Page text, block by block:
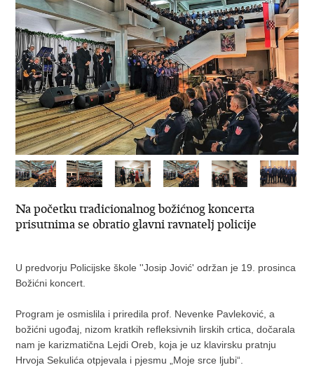
Na početku tradicionalnog božićnog koncerta
prisutnima se obratio glavni ravnatelj policije
U predvorju Policijske škole ''Josip Jović' održan je 19. prosinca
Božićni koncert.
Program je osmislila i priredila prof. Nevenke Pavleković, a
božićni ugođaj, nizom kratkih refleksivnih lirskih crtica, dočarala
nam je karizmatična Lejdi Oreb, koja je uz klavirsku pratnju
Hrvoja Sekulića otpjevala i pjesmu „Moje srce ljubi“.